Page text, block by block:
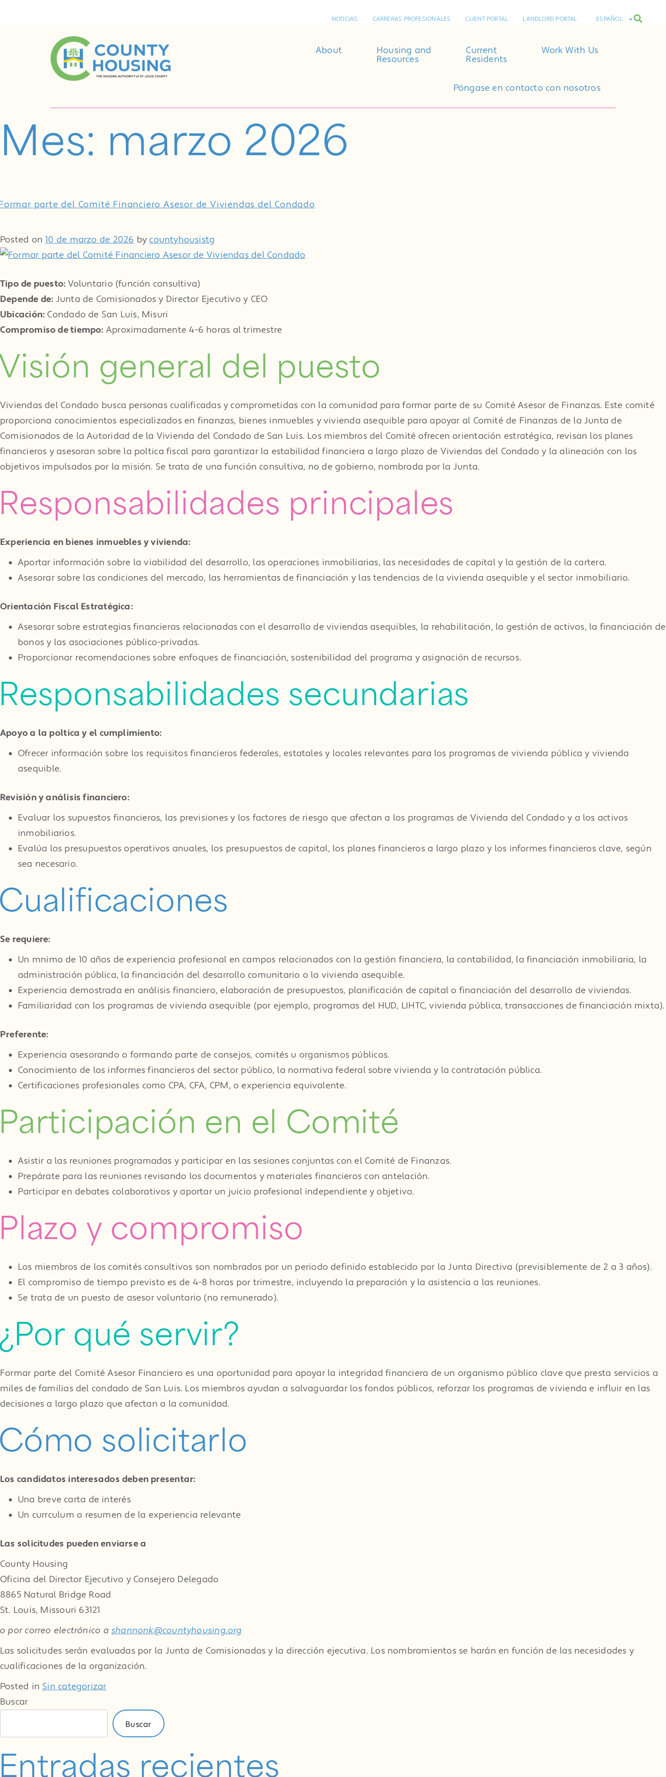
NOTICIAS CARRERAS PROFESIONALES CLIENT PORTAL LANDLORD PORTAL ESPAÑOL
About Housing and
Resources
Current
Residents
Work With Us
Póngase en contacto con nosotros
Mes: marzo 2026
parte del Comité Financiero Asesor de Viviendas del Condado
Posted on10 de marzo de 2026 bycountyhousistg
Tipo de puesto: Voluntario (función consultiva)
Depende de: Junta de Comisionados y Director Ejecutivo y CEO
Ubicación: Condado de San Luis, Misuri
Compromiso de tiempo: Aproximadamente 4-6 horas al trimestre
general del puesto
Viviendas del Condado busca personas cualificadas y comprometidas con la comunidad para formar parte de su Comité Asesor de Finanzas. Este comité
proporciona conocimientos especializados en finanzas, bienes inmuebles y vivienda asequible para apoyar al Comité de Finanzas de la Junta de
Comisionados de la Autoridad de la Vivienda del Condado de San Luis. Los miembros del Comité ofrecen orientación estratégica, revisan los planes
financieros y asesoran sobre la política fiscal para garantizar la estabilidad financiera a largo plazo de Viviendas del Condado y la alineación con los
objetivos impulsados por la misión. Se trata de una función consultiva, no de gobierno, nombrada por la Junta.
principales
Experiencia en bienes inmuebles y vivienda:
Aportar información sobre la viabilidad del desarrollo, las operaciones inmobiliarias, las necesidades de capital y la gestión de la cartera.
Asesorar sobre las condiciones del mercado, las herramientas de financiación y las tendencias de la vivienda asequible y el sector inmobiliario.
Orientación Fiscal Estratégica:
Asesorar sobre estrategias financieras relacionadas con el desarrollo de viviendas asequibles, la rehabilitación, la gestión de activos, la financiación de
bonos y las asociaciones público-privadas.
Proporcionar recomendaciones sobre enfoques de financiación, sostenibilidad del programa y asignación de recursos.
secundarias
Apoyo a la política y el cumplimiento:
Ofrecer información sobre los requisitos financieros federales, estatales y locales relevantes para los programas de vivienda pública y vivienda
asequible.
Revisión y análisis financiero:
Evaluar los supuestos financieros, las previsiones y los factores de riesgo que afectan a los programas de Vivienda del Condado y a los activos
inmobiliarios.
Evalúa los presupuestos operativos anuales, los presupuestos de capital, los planes financieros a largo plazo y los informes financieros clave, según
sea necesario.
Se requiere:
Un mínimo de 10 años de experiencia profesional en campos relacionados con la gestión financiera, la contabilidad, la financiación inmobiliaria, la
administración pública, la financiación del desarrollo comunitario o la vivienda asequible.
Experiencia demostrada en análisis financiero, elaboración de presupuestos, planificación de capital o financiación del desarrollo de viviendas.
Familiaridad con los programas de vivienda asequible (por ejemplo, programas del HUD, LIHTC, vivienda pública, transacciones de financiación mixta).
Preferente:
Experiencia asesorando o formando parte de consejos, comités u organismos públicos.
Conocimiento de los informes financieros del sector público, la normativa federal sobre vivienda y la contratación pública.
Certificaciones profesionales como CPA, CFA, CPM, o experiencia equivalente.
en el Comité
Asistir a las reuniones programadas y participar en las sesiones conjuntas con el Comité de Finanzas.
Prepárate para las reuniones revisando los documentos y materiales financieros con antelación.
Participar en debates colaborativos y aportar un juicio profesional independiente y objetivo.
y compromiso
Los miembros de los comités consultivos son nombrados por un periodo definido establecido por la Junta Directiva (previsiblemente de 2 a 3 años).
El compromiso de tiempo previsto es de 4-8 horas por trimestre, incluyendo la preparación y la asistencia a las reuniones.
Se trata de un puesto de asesor voluntario (no remunerado).
qué servir?
Formar parte del Comité Asesor Financiero es una oportunidad para apoyar la integridad financiera de un organismo público clave que presta servicios a
miles de familias del condado de San Luis. Los miembros ayudan a salvaguardar los fondos públicos, reforzar los programas de vivienda e influir en las
decisiones a largo plazo que afectan a la comunidad.
solicitarlo
Los candidatos interesados deben presentar:
Una breve carta de interés
Un currículum o resumen de la experiencia relevante
Las solicitudes pueden enviarse a
County Housing
Oficina del Director Ejecutivo y Consejero Delegado
8865 Natural Bridge Road
St. Louis, Missouri 63121
o por correo electrónico a shannonk@countyhousing.org
Las solicitudes serán evaluadas por la Junta de Comisionados y la dirección ejecutiva. Los nombramientos se harán en función de las necesidades y
cualificaciones de la organización.
Posted in Sin categorizar
Buscar
Buscar
recientes